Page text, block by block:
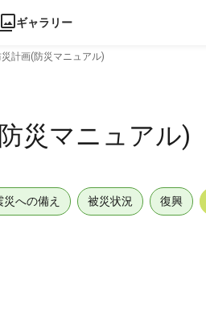
ギャラリー
計画(防災マニュアル)
災マニュアル)
災への備え 被災状況 復興